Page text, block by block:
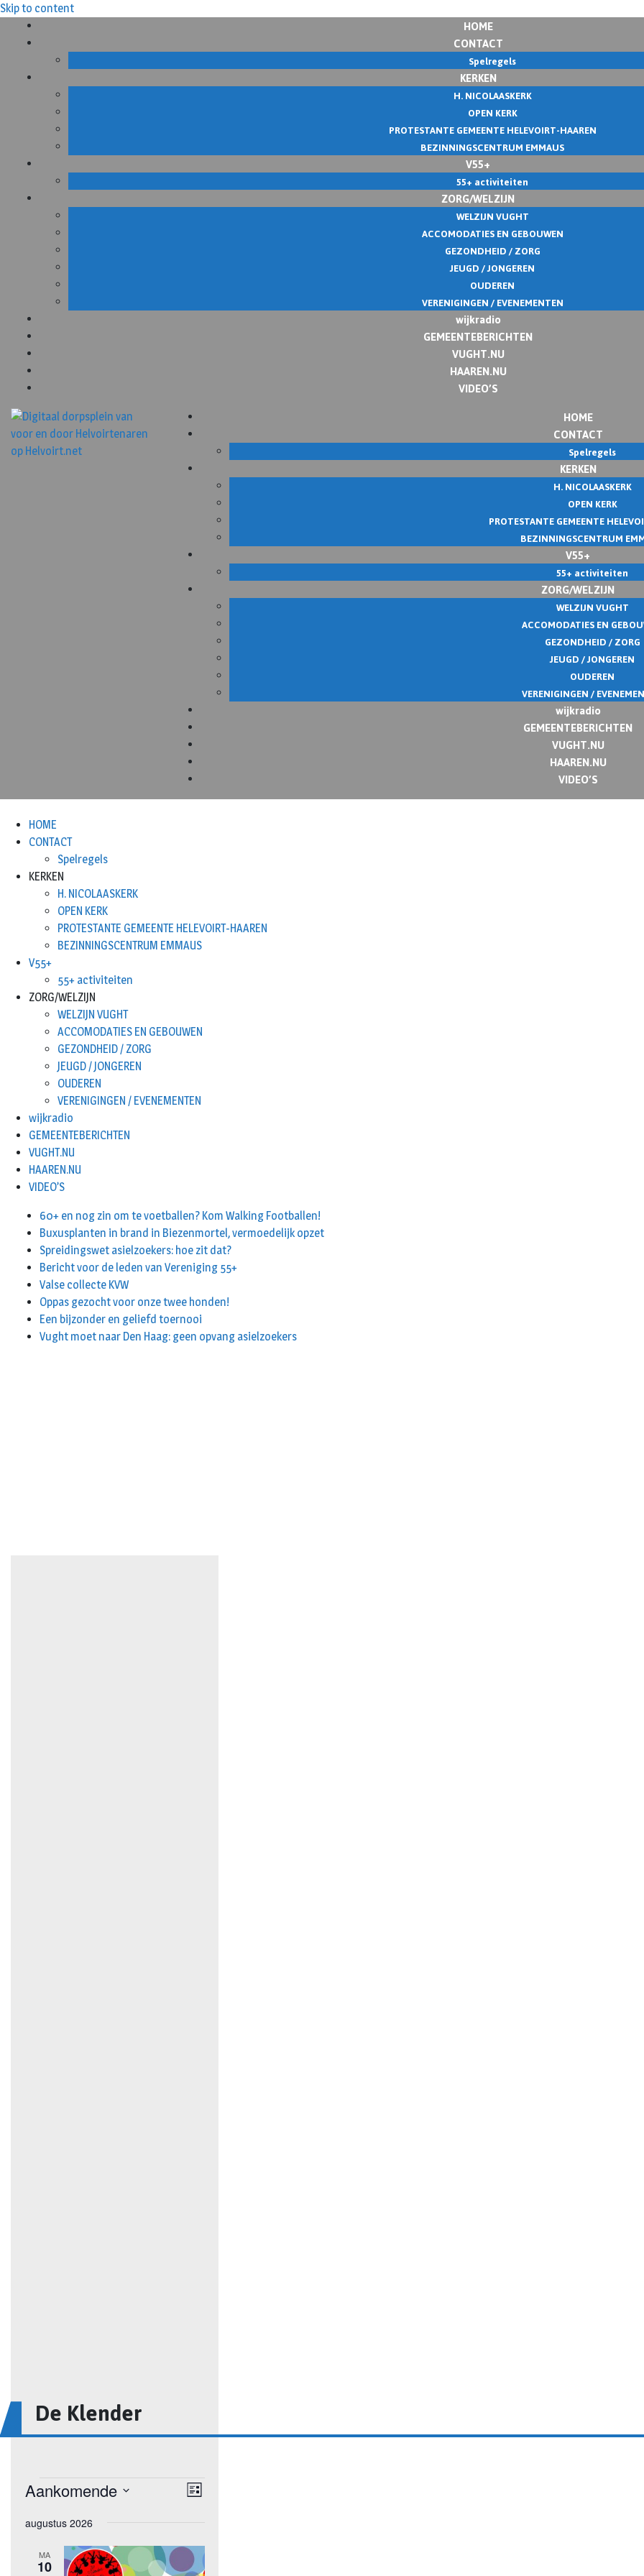
Skip to content
HOME
CONTACT
Spelregels
KERKEN
H. NICOLAASKERK
OPEN KERK
PROTESTANTE GEMEENTE HELEVOIRT-HAAREN
BEZINNINGSCENTRUM EMMAUS
V55+
55+ activiteiten
ZORG/WELZIJN
WELZIJN VUGHT
ACCOMODATIES EN GEBOUWEN
GEZONDHEID / ZORG
JEUGD / JONGEREN
OUDEREN
VERENIGINGEN / EVENEMENTEN
wijkradio
GEMEENTEBERICHTEN
VUGHT.NU
HAAREN.NU
VIDEO’S
HOME
CONTACT
Spelregels
KERKEN
H. NICOLAASKERK
OPEN KERK
PROTESTANTE GEMEENTE
BEZINNINGSCENTRUM
V55+
55+ activiteiten
ZORG/WELZIJN
WELZIJN VUGHT
ACCOMODATIES EN
GEZONDHEID / ZORG
JEUGD / JONGEREN
OUDEREN
VERENIGINGEN /
wijkradio
GEMEENTEBERICHTEN
VUGHT.NU
HAAREN.NU
VIDEO’S
HOME
CONTACT
Spelregels
KERKEN
H. NICOLAASKERK
OPEN KERK
PROTESTANTE GEMEENTE HELEVOIRT-HAAREN
BEZINNINGSCENTRUM EMMAUS
V55+
55+ activiteiten
ZORG/WELZIJN
WELZIJN VUGHT
ACCOMODATIES EN GEBOUWEN
GEZONDHEID / ZORG
JEUGD / JONGEREN
OUDEREN
VERENIGINGEN / EVENEMENTEN
wijkradio
GEMEENTEBERICHTEN
VUGHT.NU
HAAREN.NU
VIDEO’S
60+ en nog zin om te voetballen? Kom Walking Footballen!
Buxusplanten in brand in Biezenmortel, vermoedelijk opzet
Spreidingswet asielzoekers: hoe zit dat?
Bericht voor de leden van Vereniging 55+
Valse collecte KVW
Oppas gezocht voor onze twee honden!
Een bijzonder en geliefd toernooi
Vught moet naar Den Haag: geen opvang asielzoekers
De Klender